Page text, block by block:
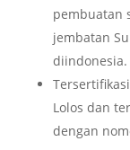
pembuatan
jembatan
diindonesia.
Lolos dan
dengan